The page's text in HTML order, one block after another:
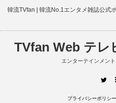
韓流TVfan | 韓流No.1エンタメ雑誌公式
TVfan Web テレ
エンターテインメン
プライバシーポリシー